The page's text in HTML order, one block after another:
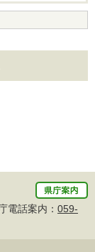
話案内： 059-